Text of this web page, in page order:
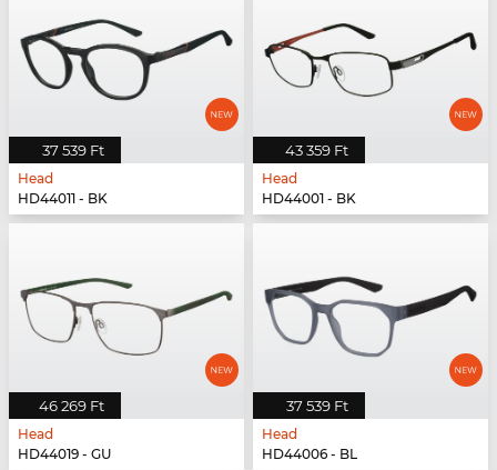
37 539 Ft
Head
HD44011 - BK
43 359 Ft
Head
HD44001 - BK
46 269 Ft
Head
HD44019 - GU
37 539 Ft
Head
HD44006 - BL